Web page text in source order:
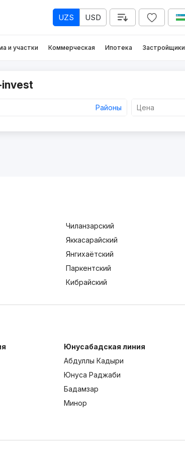
UZS USD
и участки Коммерческая Ипотека Застройщики
invest
Районы Цена
Чиланзарский
Яккасарайский
Янгихаётский
Паркентский
Кибрайский
Юнусабадская линия
Абдуллы Кадыри
Юнуса Раджаби
Бадамзар
Минор